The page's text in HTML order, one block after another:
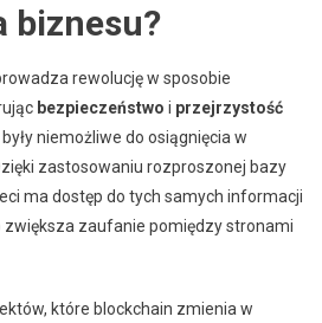
biznesu?
rewolucję w sposobie
bezpieczeństwo i przejrzystość
niemożliwe do osiągnięcia w
zastosowaniu rozproszonej bazy
ma dostęp do tych samych informacji
zaufanie pomiędzy stronami
które blockchain zmienia w